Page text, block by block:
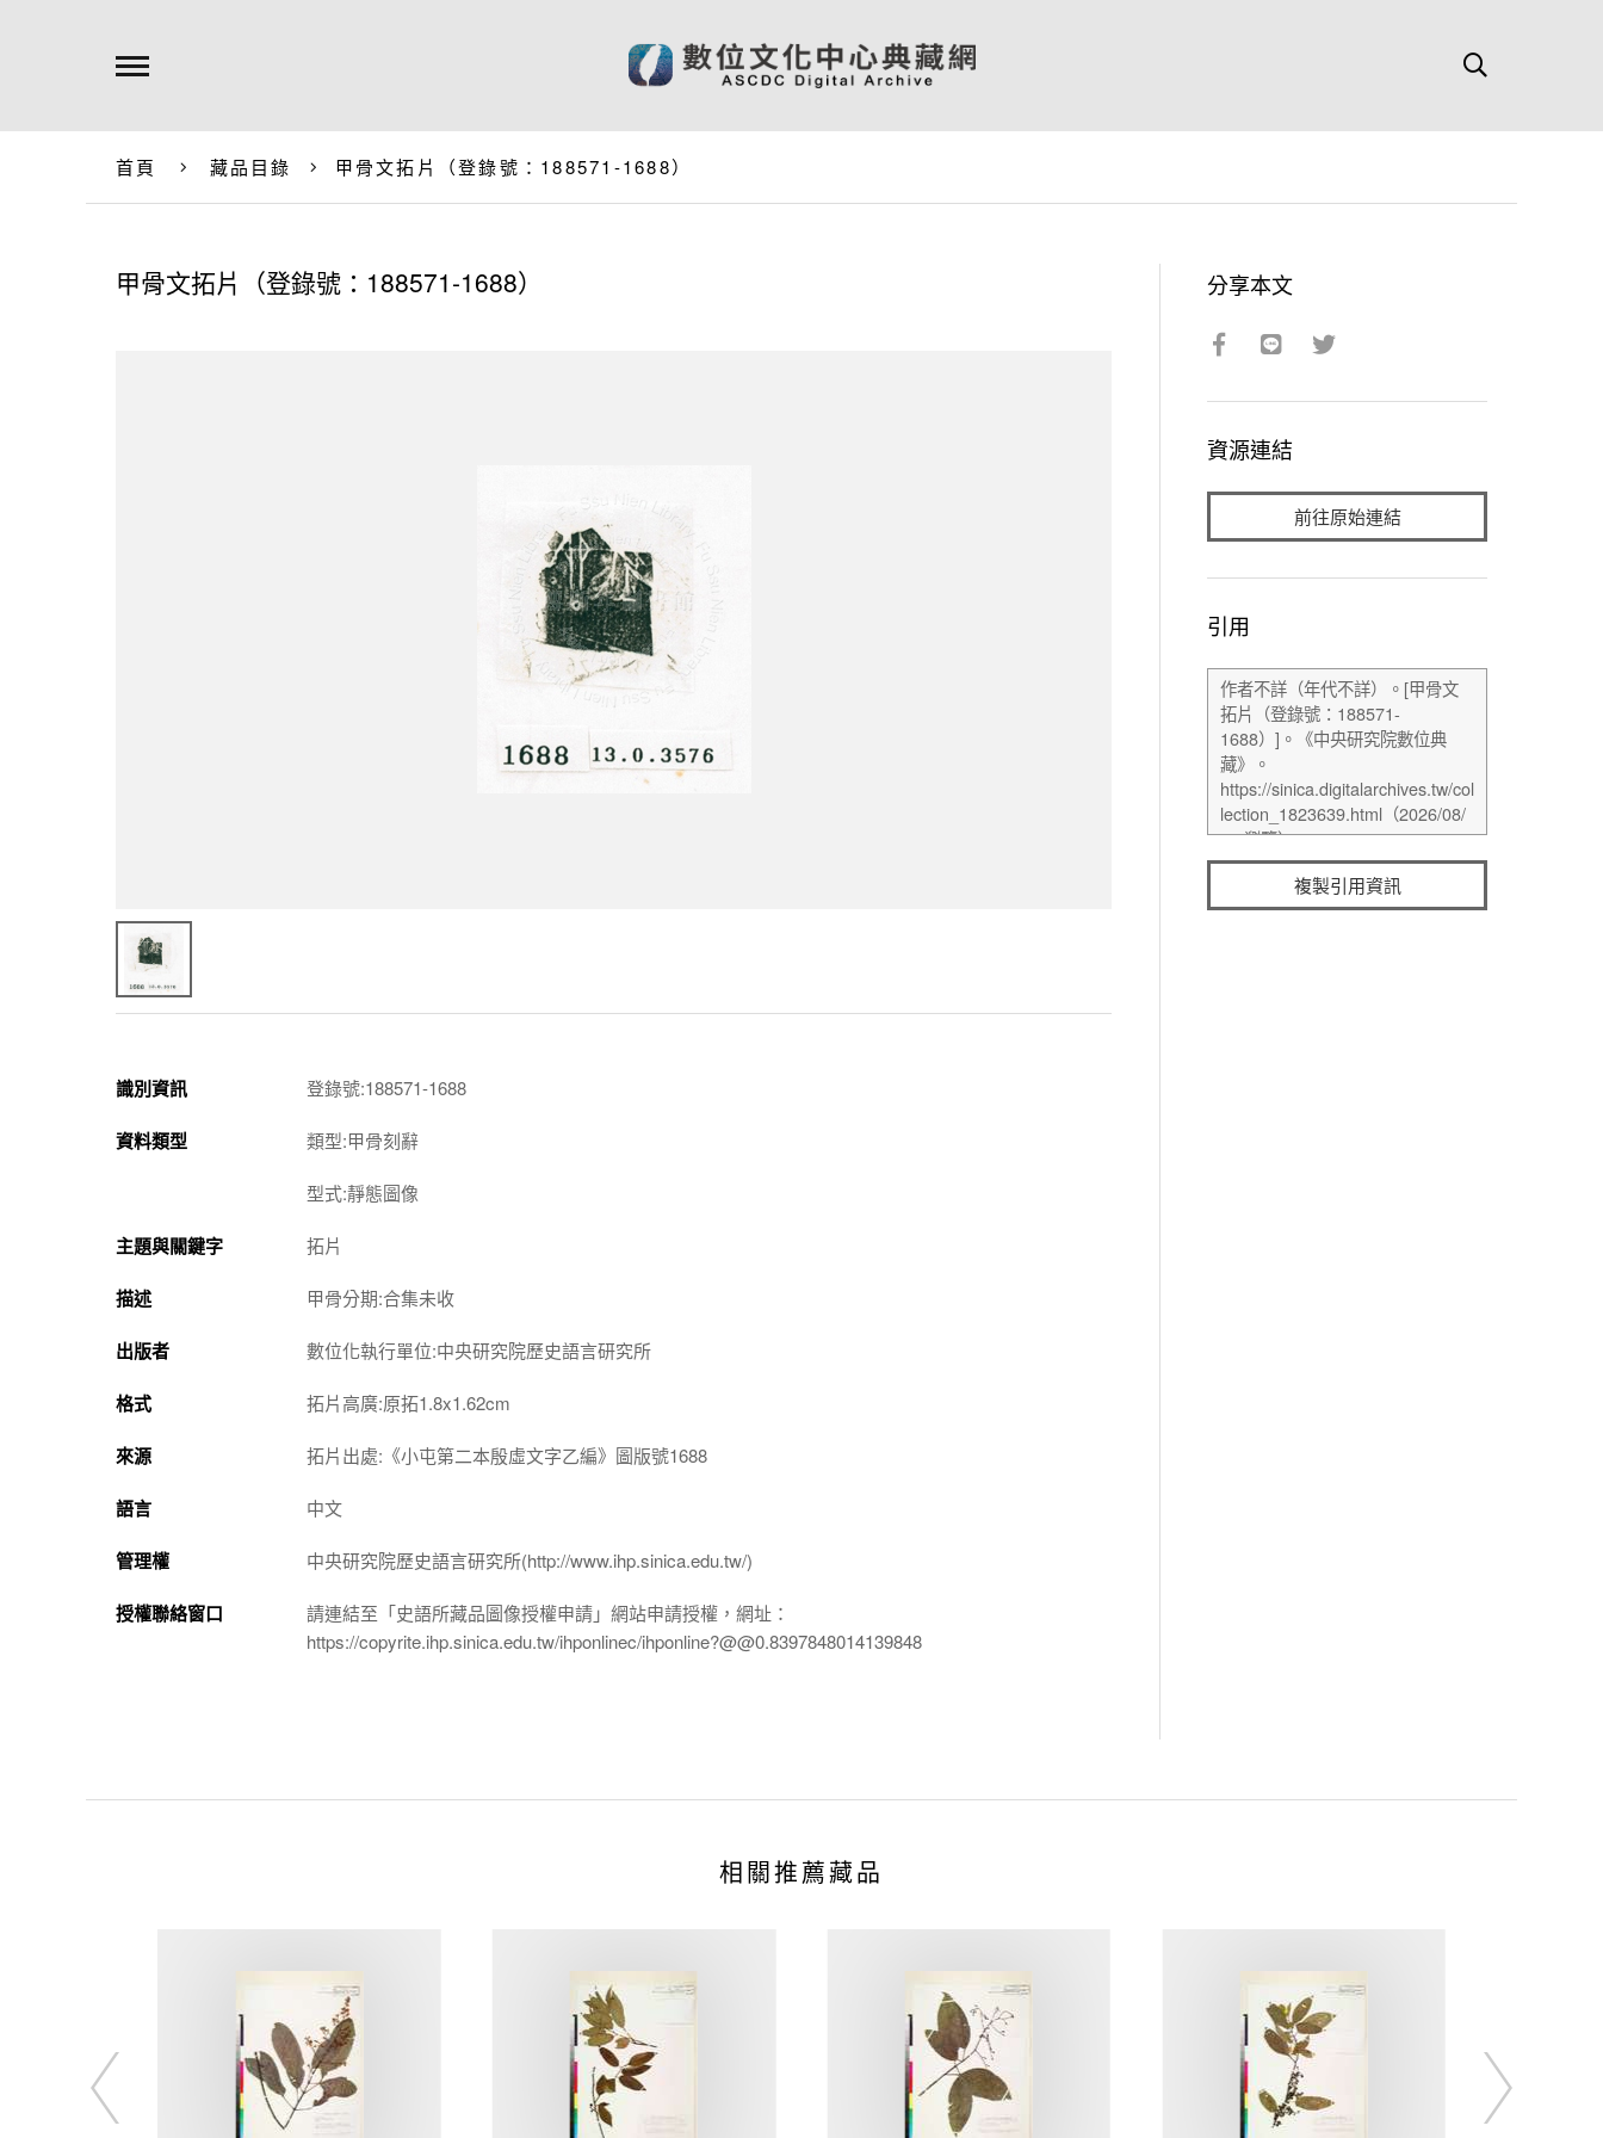
首頁 藏品目錄 甲骨文拓片（登錄號：188571-1688）
甲骨文拓片（登錄號：188571-1688）
識別資訊 登錄號:188571-1688
資料類型 類型:甲骨刻辭
型式:靜態圖像
主題與關鍵字 拓片
描述 甲骨分期:合集未收
出版者 數位化執行單位:中央研究院歷史語言研究所
格式 拓片高廣:原拓1.8x1.62cm
來源 拓片出處:《小屯第二本殷虛文字乙編》圖版號1688
語言 中文
管理權 中央研究院歷史語言研究所(http://www.ihp.sinica.edu.tw/)
授權聯絡窗口
請連結至「史語所藏品圖像授權申請」網站申請授權，網址：
https://copyrite.ihp.sinica.edu.tw/ihponlinec/ihponline?@@0.8397848014139848
分享本文
資源連結
前往原始連結
引用
複製引用資訊
相關推薦藏品